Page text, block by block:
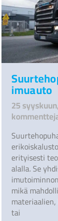
imuauto
25
erityisesti
alalla. Se
mikä
tai